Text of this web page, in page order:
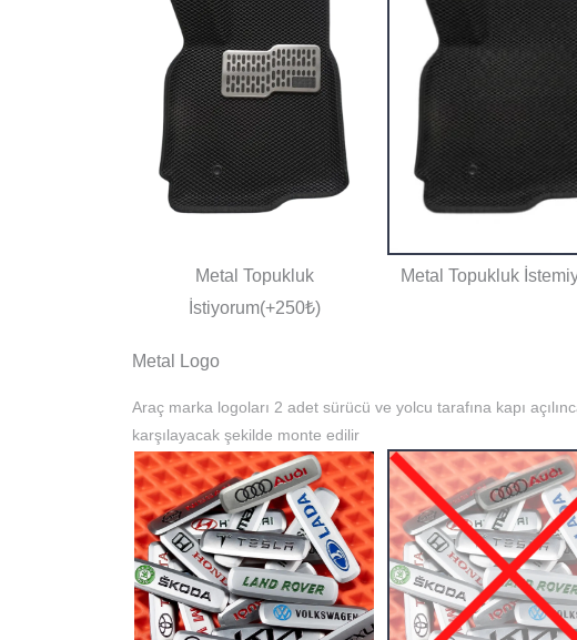
Metal Topukluk
İstiyorum(+250₺)
Metal Topukluk
Metal Logo
Araç marka logoları 2 adet sürücü ve yolcu tarafına kapı
karşılayacak şekilde monte edilir